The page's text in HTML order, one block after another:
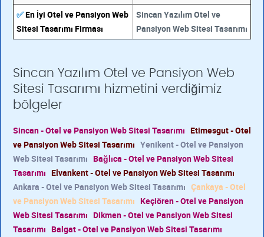
✅En İyi Otel ve Pansiyon Web
Sitesi Tasarımı Firması
Sincan Yazılım Otel ve
Pansiyon Web Sitesi Tasarımı
Sincan Yazılım Otel ve Pansiyon Web
Sitesi Tasarımı hizmetini verdiğimiz
bölgeler
Sincan - Otel ve Pansiyon Web Sitesi Tasarımı Etimesgut - Otel
ve Pansiyon Web Sitesi Tasarımı Yenikent - Otel ve Pansiyon
Web Sitesi Tasarımı Bağlıca - Otel ve Pansiyon Web Sitesi
Tasarımı Elvankent - Otel ve Pansiyon Web Sitesi Tasarımı
Ankara - Otel ve Pansiyon Web Sitesi Tasarımı Çankaya - Otel
ve Pansiyon Web Sitesi Tasarımı Keçiören - Otel ve Pansiyon
Web Sitesi Tasarımı Dikmen - Otel ve Pansiyon Web Sitesi
Tasarımı Balgat - Otel ve Pansiyon Web Sitesi Tasarımı